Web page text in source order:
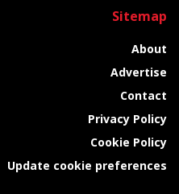
Sitemap
About
Advertise
Contact
Privacy Policy
Cookie Policy
Update cookie preferences